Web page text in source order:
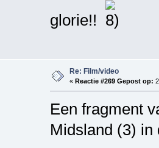
glorie!!
Re: Film/video
« Reactie #269 Gepost op:
Een fragment
Midsland (3) in